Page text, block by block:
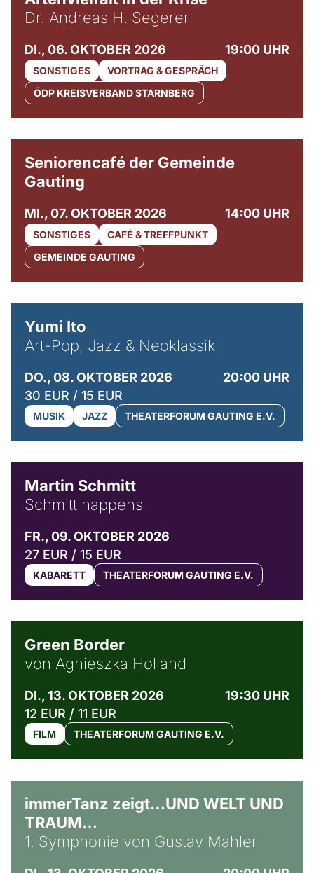
Dr. Andreas H. Segerer
DI., 06. OKTOBER 2026 19:00 UHR
SONSTIGES
VORTRAG & GESPRÄCH
ÖDP KREISVERBAND STARNBERG
Seniorencafé der Gemeinde
Gauting
MI., 07. OKTOBER 2026 14:00 UHR
SONSTIGES
CAFÉ & TREFFPUNKT
GEMEINDE GAUTING
Yumi Ito
Art-Pop, Jazz & Neoklassik
DO., 08. OKTOBER 2026
20:00 UHR
30 EUR / 15 EUR
MUSIK JAZZ THEATERFORUM GAUTING E.V.
Martin Schmitt
Schmitt happens
FR., 09. OKTOBER 2026
27 EUR / 15 EUR
KABARETT THEATERFORUM GAUTING E.V.
Green Border
von Agnieszka Holland
DI., 13. OKTOBER 2026
19:30 UHR
12 EUR / 11 EUR
FILM THEATERFORUM GAUTING E.V.
immerTanz zeigt…UND WELT UND
TRAUM…
1. Symphonie von Gustav Mahler